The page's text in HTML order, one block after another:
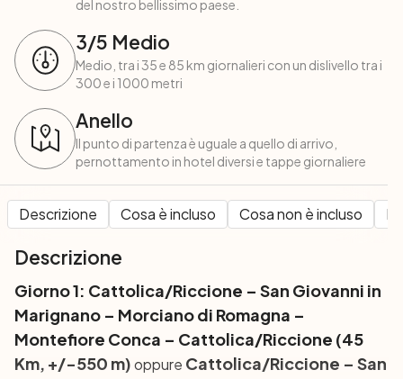
del nostro bellissimo paese.
3/5 Medio
Medio, tra i 35 e 85 km giornalieri con un dislivello tra i
300 e i 1000 metri
Anello
Il punto di partenza è uguale a quello di arrivo,
pernottamento in hotel diversi e tappe giornaliere
Descrizione Cosa è incluso Cosa non è incluso
Descrizione
Giorno 1: Cattolica/Riccione – San Giovanni in
Marignano – Morciano di Romagna –
Montefiore Conca – Cattolica/Riccione (45
Km, +/-550 m)oppure Cattolica/Riccione – San